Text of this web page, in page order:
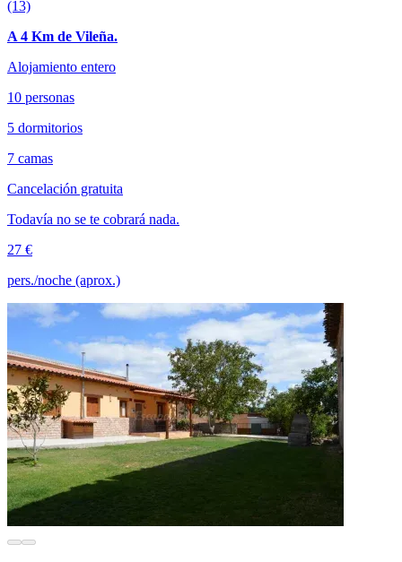
(13)
A 4 Km de Vileña.
Alojamiento entero
10 personas
5 dormitorios
7 camas
Cancelación gratuita
Todavía no se te cobrará nada.
27 €
pers./noche (aprox.)